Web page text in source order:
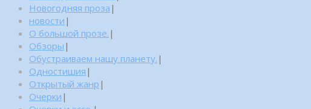
Новогодняя проза |
новости |
О большой прозе. |
Обзоры |
Обустраиваем нашу планету. |
Одностишия |
Открытый жанр |
Очерки |